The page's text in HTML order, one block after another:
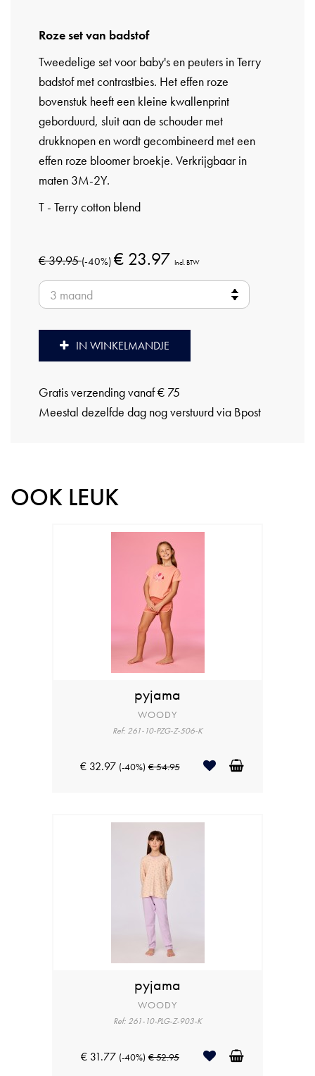
Roze set van badstof
Tweedelige set voor baby's en peuters in Terry
badstof met contrastbies. Het effen roze
bovenstuk heeft een kleine kwallenprint
geborduurd, sluit aan de schouder met
drukknopen en wordt gecombineerd met een
effen roze bloomer broekje. Verkrijgbaar in
maten 3M-2Y.
T - Terry cotton blend
€ 39.95(-40%) € 23.97 Incl. BTW
IN WINKELMANDJE
Gratis verzending vanaf € 75
Meestal dezelfde dag nog verstuurd via Bpost
OOK LEUK
pyjama
WOODY
Ref: 261-10-PZG-Z-506-K
€ 32.97 (-40%) € 54.95
pyjama
WOODY
Ref: 261-10-PLG-Z-903-K
€ 31.77 (-40%) € 52.95